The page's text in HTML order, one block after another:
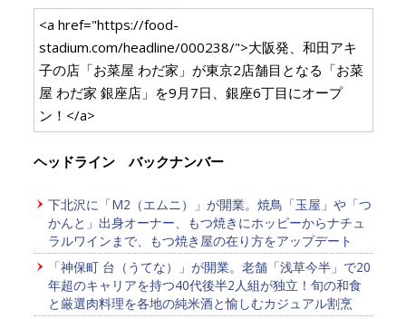
<a href="https://food-
stadium.com/headline/000238/">大阪発、和田アキ
子の店「お菜屋 わだ家」が東京2店舗目となる「お菜
屋 わだ家 銀座店」を9月7日、銀座6丁目にオープ
ン！</a>
ヘッドライン バックナンバー
下北沢に「M2（エムニ）」が開業。焼鳥「玉屋」や「つ
かんと」出身オーナー、もつ焼きにホッピーからナチュ
ラルワインまで、もつ焼き屋の在り方をアップデート
「神保町 台（うてな）」が開業。老舗「浅草今半」で20
年超のキャリアを持つ40代後半2人組が独立！旬の和食
と厳選肉料理を各地の純米酒と愉しむカジュアル割烹